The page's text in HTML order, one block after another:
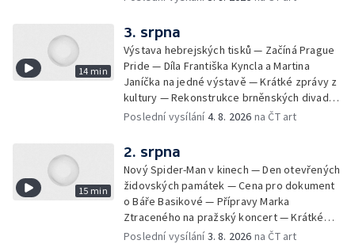
neslyšící
14 min
3. srpna
Výstava hebrejských tisků — Začíná Prague
Pride — Díla Františka Kyncla a Martina
Janíčka na jedné výstavě — Krátké zprávy z
kultury — Rekonstrukce brněnských divadel
— Budoucnost Knihovny Václava Havla —
Kulturní tipy
Poslední vysílání4. 8. 2026 na ČT art
15 min
2. srpna
Nový Spider-Man v kinech — Den otevřených
židovských památek — Cena pro dokument
o Báře Basikové — Přípravy Marka
Ztraceného na pražský koncert — Krátké
zprávy z kultury — Nález historických
Poslední vysílání3. 8. 2026 na ČT art